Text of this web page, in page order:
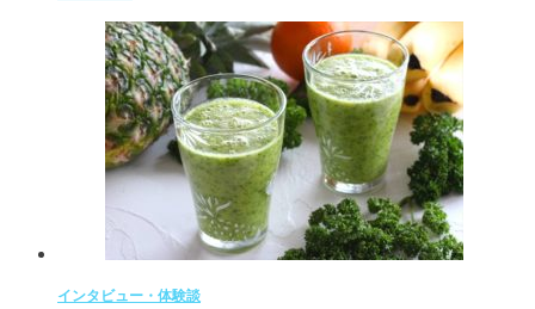
インタビュー・体験談